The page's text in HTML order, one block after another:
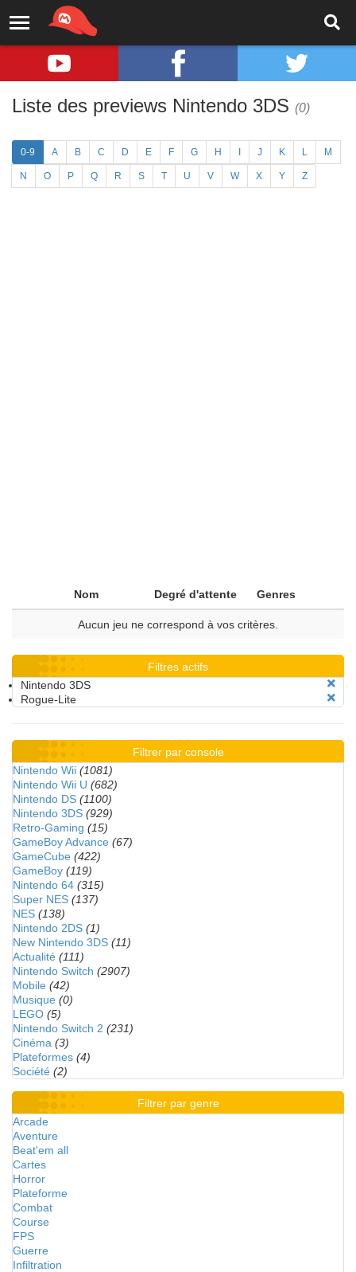
Liste des previews Nintendo 3DS (0)
0-9 A B C D E F G H J K L M
N O P Q R S T U V W X Y Z
Nom Degré d'attente Genres
Aucun jeu ne correspond à vos critères.
Filtres actifs
Nintendo 3DS
Rogue-Lite
Filtrer par console
Nintendo Wii (1081)
Nintendo Wii U (682)
Nintendo DS (1100)
Nintendo 3DS (929)
Retro-Gaming (15)
GameBoy Advance (67)
GameCube (422)
GameBoy (119)
Nintendo 64 (315)
Super NES (137)
NES (138)
Nintendo 2DS (1)
New Nintendo 3DS (11)
Actualité (111)
Nintendo Switch (2907)
Mobile (42)
Musique (0)
LEGO (5)
Nintendo Switch 2 (231)
Cinéma (3)
Plateformes (4)
Société (2)
Filtrer par genre
Arcade
Aventure
Beat'em all
Cartes
Horror
Plateforme
Combat
Course
FPS
Guerre
Infiltration